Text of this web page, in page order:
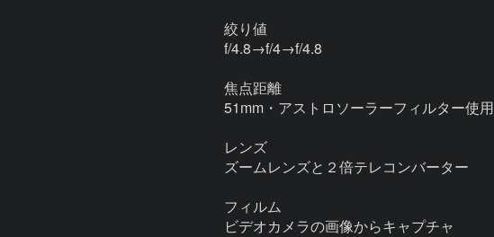
絞り値
f/4.8→f/4→f/4.8
焦点距離
51mm・アストロソーラーフィルター使用
レンズ
ズームレンズと２倍テレコンバーター
フィルム
ビデオカメラの画像からキャプチャ